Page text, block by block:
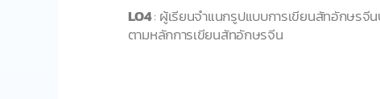
LO4: ผู้เรียนจำแนกรูปแบบการเขียนสัทอักษรจี
ตามหลักการเขียนสัทอักษรจีน